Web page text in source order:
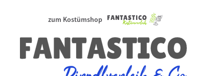
zum Kostümshop